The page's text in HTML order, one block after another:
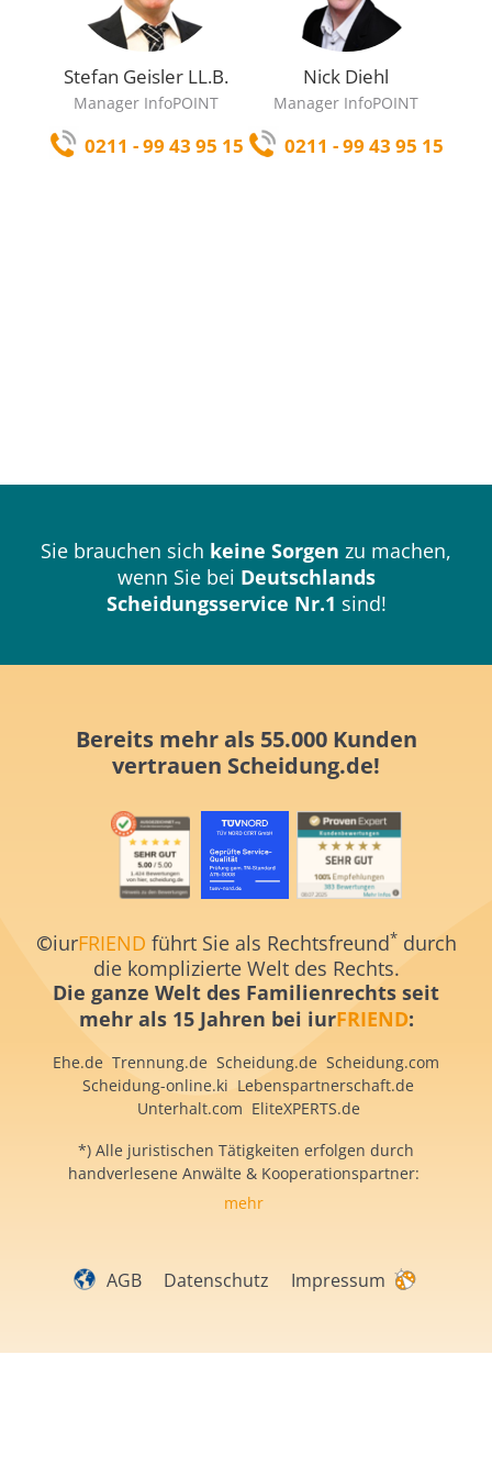
Stefan Geisler LL.B.
Manager InfoPOINT
0211 - 99 43 95 15
Nick Diehl
Manager InfoPOINT
0211 - 99 43 95 15
Sie brauchen sich keine Sorgen zu machen,
wenn Sie bei Deutschlands
Scheidungsservice Nr.1 sind!
Bereits mehr als 55.000 Kunden
vertrauen Scheidung.de!
©iurFRIEND führt Sie als Rechtsfreund*durch
die komplizierte Welt des Rechts.
Die ganze Welt des Familienrechts seit
mehr als 15 Jahren bei iurFRIEND:
Ehe.de Trennung.de Scheidung.de Scheidung.com
Scheidung-online.ki Lebenspartnerschaft.de
Unterhalt.com EliteXPERTS.de
*) Alle juristischen Tätigkeiten erfolgen durch
handverlesene Anwälte & Kooperationspartner:
mehr
AGB Datenschutz Impressum